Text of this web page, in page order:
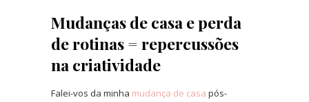
Mudanças de casa e perda
de rotinas = repercussões
na criatividade
Falei-vos da minha mudança de casa pós-